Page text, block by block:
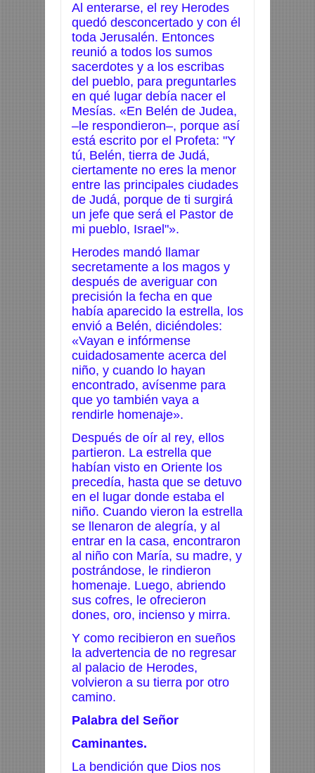
Al enterarse, el rey Herodes
quedó desconcertado y con él
toda Jerusalén. Entonces
reunió a todos los sumos
sacerdotes y a los escribas
del pueblo, para preguntarles
en qué lugar debía nacer el
Mesías. «En Belén de Judea,
–le respondieron–, porque así
está escrito por el Profeta: "Y
tú, Belén, tierra de Judá,
ciertamente no eres la menor
entre las principales ciudades
de Judá, porque de ti surgirá
un jefe que será el Pastor de
mi pueblo, Israel"».
Herodes mandó llamar
secretamente a los magos y
después de averiguar con
precisión la fecha en que
había aparecido la estrella, los
envió a Belén, diciéndoles:
«Vayan e infórmense
cuidadosamente acerca del
niño, y cuando lo hayan
encontrado, avísenme para
que yo también vaya a
rendirle homenaje».
Después de oír al rey, ellos
partieron. La estrella que
habían visto en Oriente los
precedía, hasta que se detuvo
en el lugar donde estaba el
niño. Cuando vieron la estrella
se llenaron de alegría, y al
entrar en la casa, encontraron
al niño con María, su madre, y
postrándose, le rindieron
homenaje. Luego, abriendo
sus cofres, le ofrecieron
dones, oro, incienso y mirra.
Y como recibieron en sueños
la advertencia de no regresar
al palacio de Herodes,
volvieron a su tierra por otro
camino.
Palabra del Señor
Caminantes.
La bendición que Dios nos